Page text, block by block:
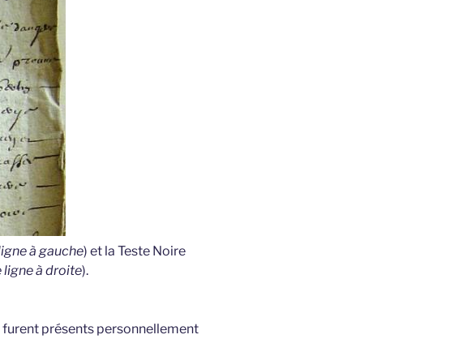
à gauche) et la Teste Noire
ligne à droite).
présents personnellement